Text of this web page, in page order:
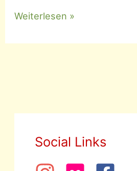
Tillandsia
Tillandsien
Weiterlesen »
Social Links